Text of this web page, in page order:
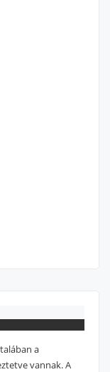
a
vannak. A